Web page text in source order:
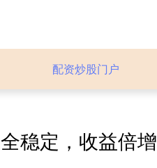
配资炒股门户
稳定，收益倍增